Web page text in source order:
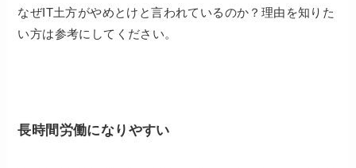
なぜIT土方がやめとけと言われているのか？理由を知りた
い方は参考にしてください。
長時間労働になりやすい